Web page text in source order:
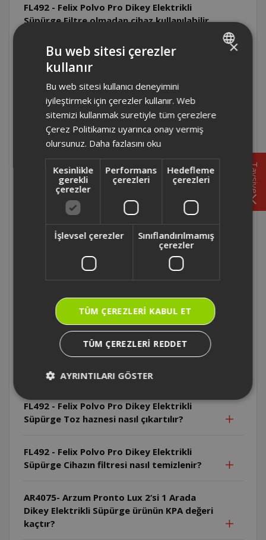
FL492 - Felix Polvo Pro Dikey Elektrikli
Süpürge Filtre olmadan cihaz kullanılabilir
FL492 - Felix Polvo Pro Dikey Elektrikli
FL492 - Felix Polvo Pro Dikey Elektrikli
Süpürge Cihazla sıvı çekilebilir mi?
FL492 - Felix Polvo Pro Dikey Elektrikli
Süpürge Cihaz çalışırken gözetimsiz
bırakılabilir mi?
FL492 - Felix Polvo Pro Dikey Elektrikli
Süpürge Cihaz ticari kullanım için uygun
Süpürge Cihaz hangi yaş grubundaki
çocuklar tarafından kullanılabilir?
FL492 - Felix Polvo Pro Dikey Elektrikli
Süpürge Toz haznesi yıkandıktan sonra ne
yapılmalıdır?
FL492 - Felix Polvo Pro Dikey Elektrikli
Süpürge Toz haznesi nasıl çıkartılır?
FL492 - Felix Polvo Pro Dikey Elektrikli
Süpürge Cihazın filtresi nasıl temizlenir?
AR4075- Arzum Pronto Lux 2‘si 1 Arada
Dikey Elektrikli Süpürge ürünün KPA değeri
kaçtır?
Tavsiye
×
Bu web sitesi çerezler
kullanır
Bu web sitesi kullanıcı deneyimini
iyileştirmek için çerezler kullanır. Web
sitemizi kullanmak suretiyle tüm çerezlere
Çerez Politikamız uyarınca onay vermiş
olursunuz. Daha fazlasını oku
Kesinlikle
gerekli
çerezler
Performans
çerezleri
Hedefleme
çerezleri
İşlevsel çerezler
Sınıflandırılmamış
çerezler
TÜM ÇEREZLERI KABUL ET
TÜM ÇEREZLERI REDDET
AYRINTILARI GÖSTER